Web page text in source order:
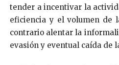
tender a incentivar la
eficiencia y el volumen de
contrario alentar la
evasión y eventual caída de